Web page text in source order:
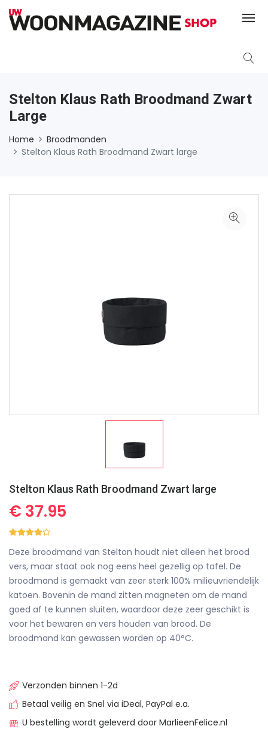
Stelton Klaus Rath Broodmand Zwart
Large
Home
Broodmanden
Stelton Klaus Rath Broodmand Zwart large
Stelton Klaus Rath Broodmand Zwart large
€ 37.95
Deze broodmand van Stelton houdt niet alleen het brood
vers, maar staat ook nog eens heel gezellig op tafel. De
broodmand is gemaakt van zeer sterk 100% milieuvriendelijk
katoen. Bovenin de mand zitten magneten om de mand
goed af te kunnen sluiten, waardoor deze zeer geschikt is
voor het bewaren en vers houden van brood. De
broodmand kan gewassen worden op 40°C.
Verzonden binnen 1-2d
Betaal veilig en Snel via iDeal, PayPal e.a.
U bestelling wordt geleverd door MarlieenFelice.nl